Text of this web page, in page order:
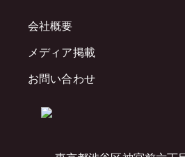
会社概要
メディア掲載
お問い合わせ